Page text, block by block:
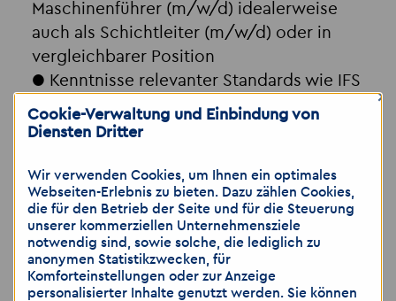
Maschinenführer (m/w/d) idealerweise
auch als Schichtleiter (m/w/d) oder in
vergleichbarer Position
● Kenntnisse relevanter Standards wie IFS
und HACCP
● Erfahrung im Umgang mit ERP-
● Umsichtiger, ergebnisorientierter und
motivierender Führungsstil
● Kommunikationsstärke und
Teamfähigkeit
● Bereitschaft zur Schichtarbeit
Cookie-Verwaltung und Einbindung von
Diensten Dritter
×
Wir verwenden Cookies, um Ihnen ein optimales
Webseiten-Erlebnis zu bieten. Dazu zählen Cookies,
die für den Betrieb der Seite und für die Steuerung
unserer kommerziellen Unternehmensziele
notwendig sind, sowie solche, die lediglich zu
anonymen Statistikzwecken, für
Komforteinstellungen oder zur Anzeige
personalisierter Inhalte genutzt werden. Sie können